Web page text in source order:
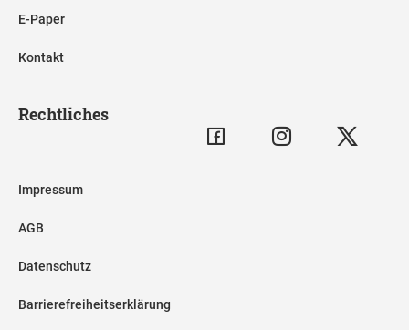
E-Paper
Kontakt
Rechtliches
Impressum
AGB
Datenschutz
Barrierefreiheitserklärung